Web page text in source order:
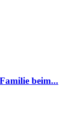
beim...